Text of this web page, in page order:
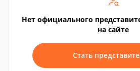
Нет официального
на сайте
Стать